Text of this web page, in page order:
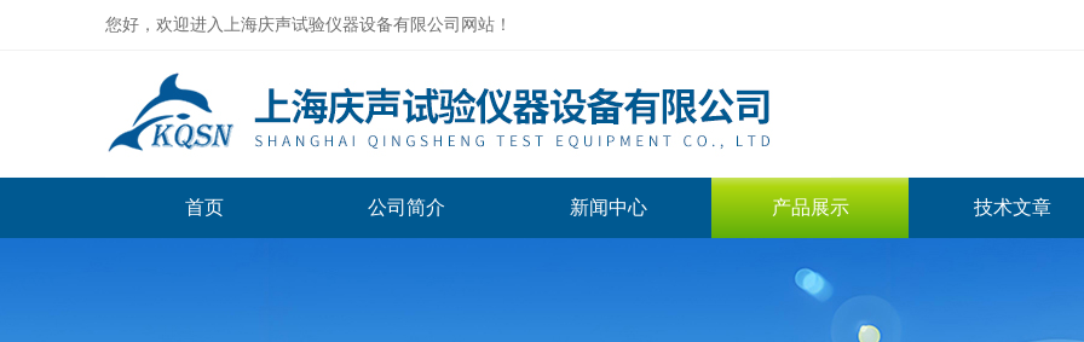
您好，欢迎进入上海庆声试验仪器设备有限公司网站！
首页 公司简介 新闻中心 产品展示 技术文章